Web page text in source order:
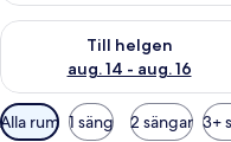
Till helgen
aug. 14 - aug. 16
Kontrollera
Tillgängliga
Alla rum 1 säng 2 sängar 3+